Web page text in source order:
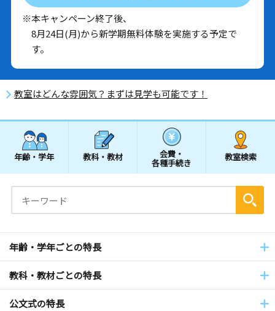
※本キャンペーン終了後、
8月24日(月)から新学期無料体験を実施する予定で
す。
教室はどんな雰囲気？まずは見学も可能です！
年齢・学年 教科・教材 会費・
各種手続き
教室検索
年齢・学年ごとの特長
教科・教材ごとの特長
公文式の特長